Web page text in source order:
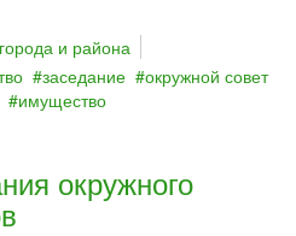
и района
заседание
окружной совет
имущество
окружного